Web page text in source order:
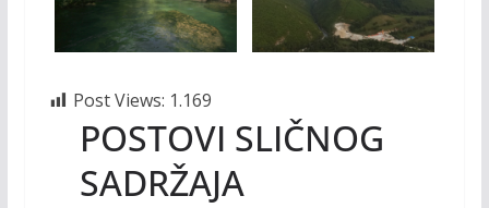
Post Views: 1.169
POSTOVI SLIČNOG
SADRŽAJA